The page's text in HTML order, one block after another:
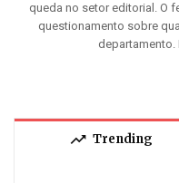
queda no setor editorial. O
questionamento sobre
departamento.
trending_up Trending